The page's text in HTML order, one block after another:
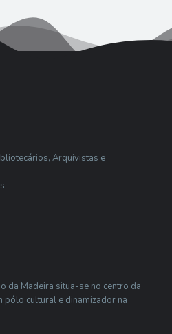
Arquivistas e
da Madeira situa-se no centro da
pólo cultural e dinamizador na